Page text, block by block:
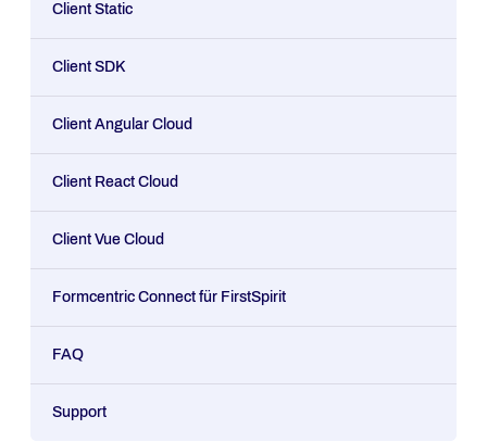
Client Static
Client SDK
Client Angular Cloud
Client React Cloud
Client Vue Cloud
Formcentric Connect für FirstSpirit
FAQ
Support